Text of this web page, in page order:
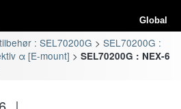
Global
: SEL70200G
SEL70200G :
α [E-mount]
SEL70200G : NEX-6